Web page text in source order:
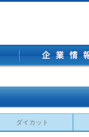
事業案内
ダイカット